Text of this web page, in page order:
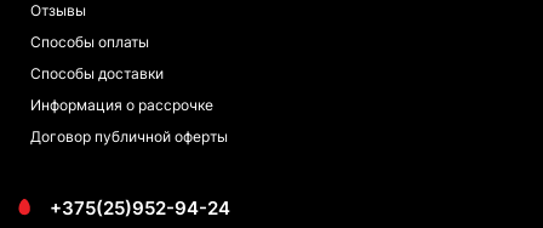
Отзывы
Способы оплаты
Способы доставки
Информация о рассрочке
Договор публичной оферты
+375(25)952-94-24